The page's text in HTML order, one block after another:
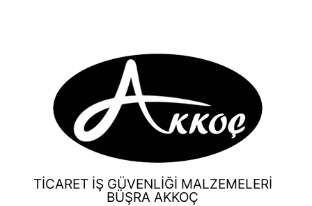
TİCARET İŞ GÜVENLİĞİ MALZEMELERİ
BÜŞRA AKKOÇ